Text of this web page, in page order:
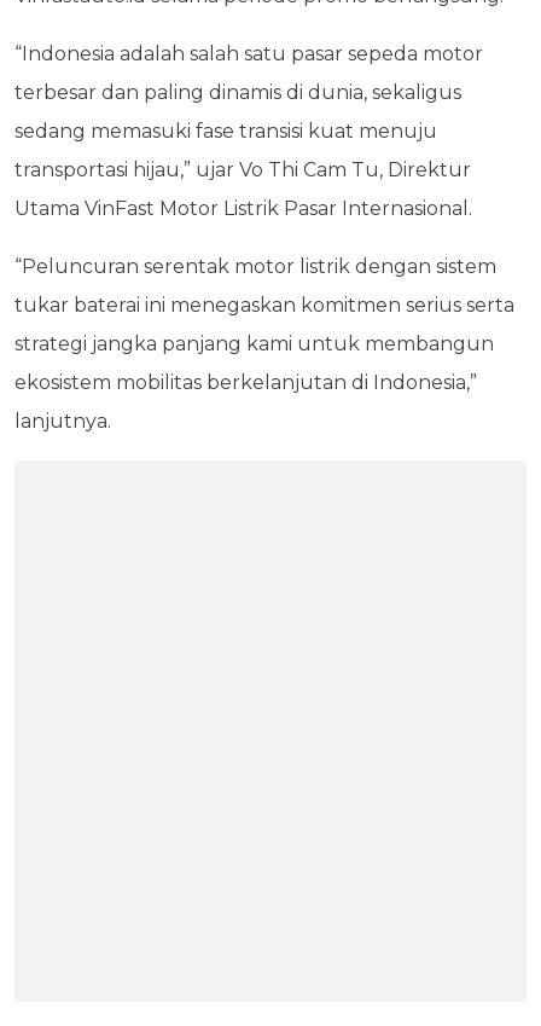
“Indonesia adalah salah satu pasar sepeda motor
terbesar dan paling dinamis di dunia, sekaligus
sedang memasuki fase transisi kuat menuju
transportasi hijau,” ujar Vo Thi Cam Tu, Direktur
Utama VinFast Motor Listrik Pasar Internasional.
“Peluncuran serentak motor listrik dengan sistem
tukar baterai ini menegaskan komitmen serius serta
strategi jangka panjang kami untuk membangun
ekosistem mobilitas berkelanjutan di Indonesia,”
lanjutnya.